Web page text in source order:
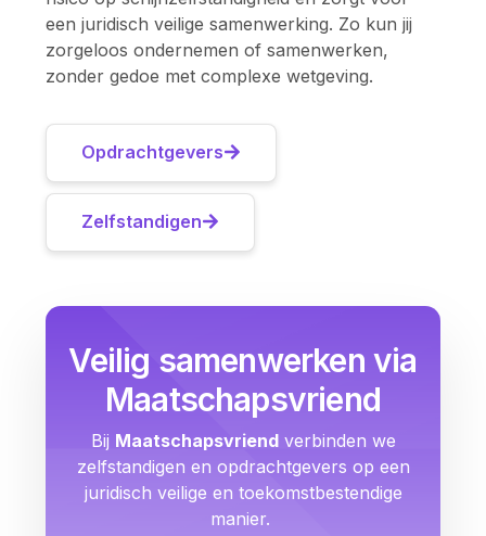
een juridisch veilige samenwerking. Zo kun jij
zorgeloos ondernemen of samenwerken,
zonder gedoe met complexe wetgeving.
Opdrachtgevers
Zelfstandigen
Veilig samenwerken via
Maatschapsvriend
Bij Maatschapsvriendverbinden we
zelfstandigen en opdrachtgevers op een
juridisch veilige en toekomstbestendige
manier.